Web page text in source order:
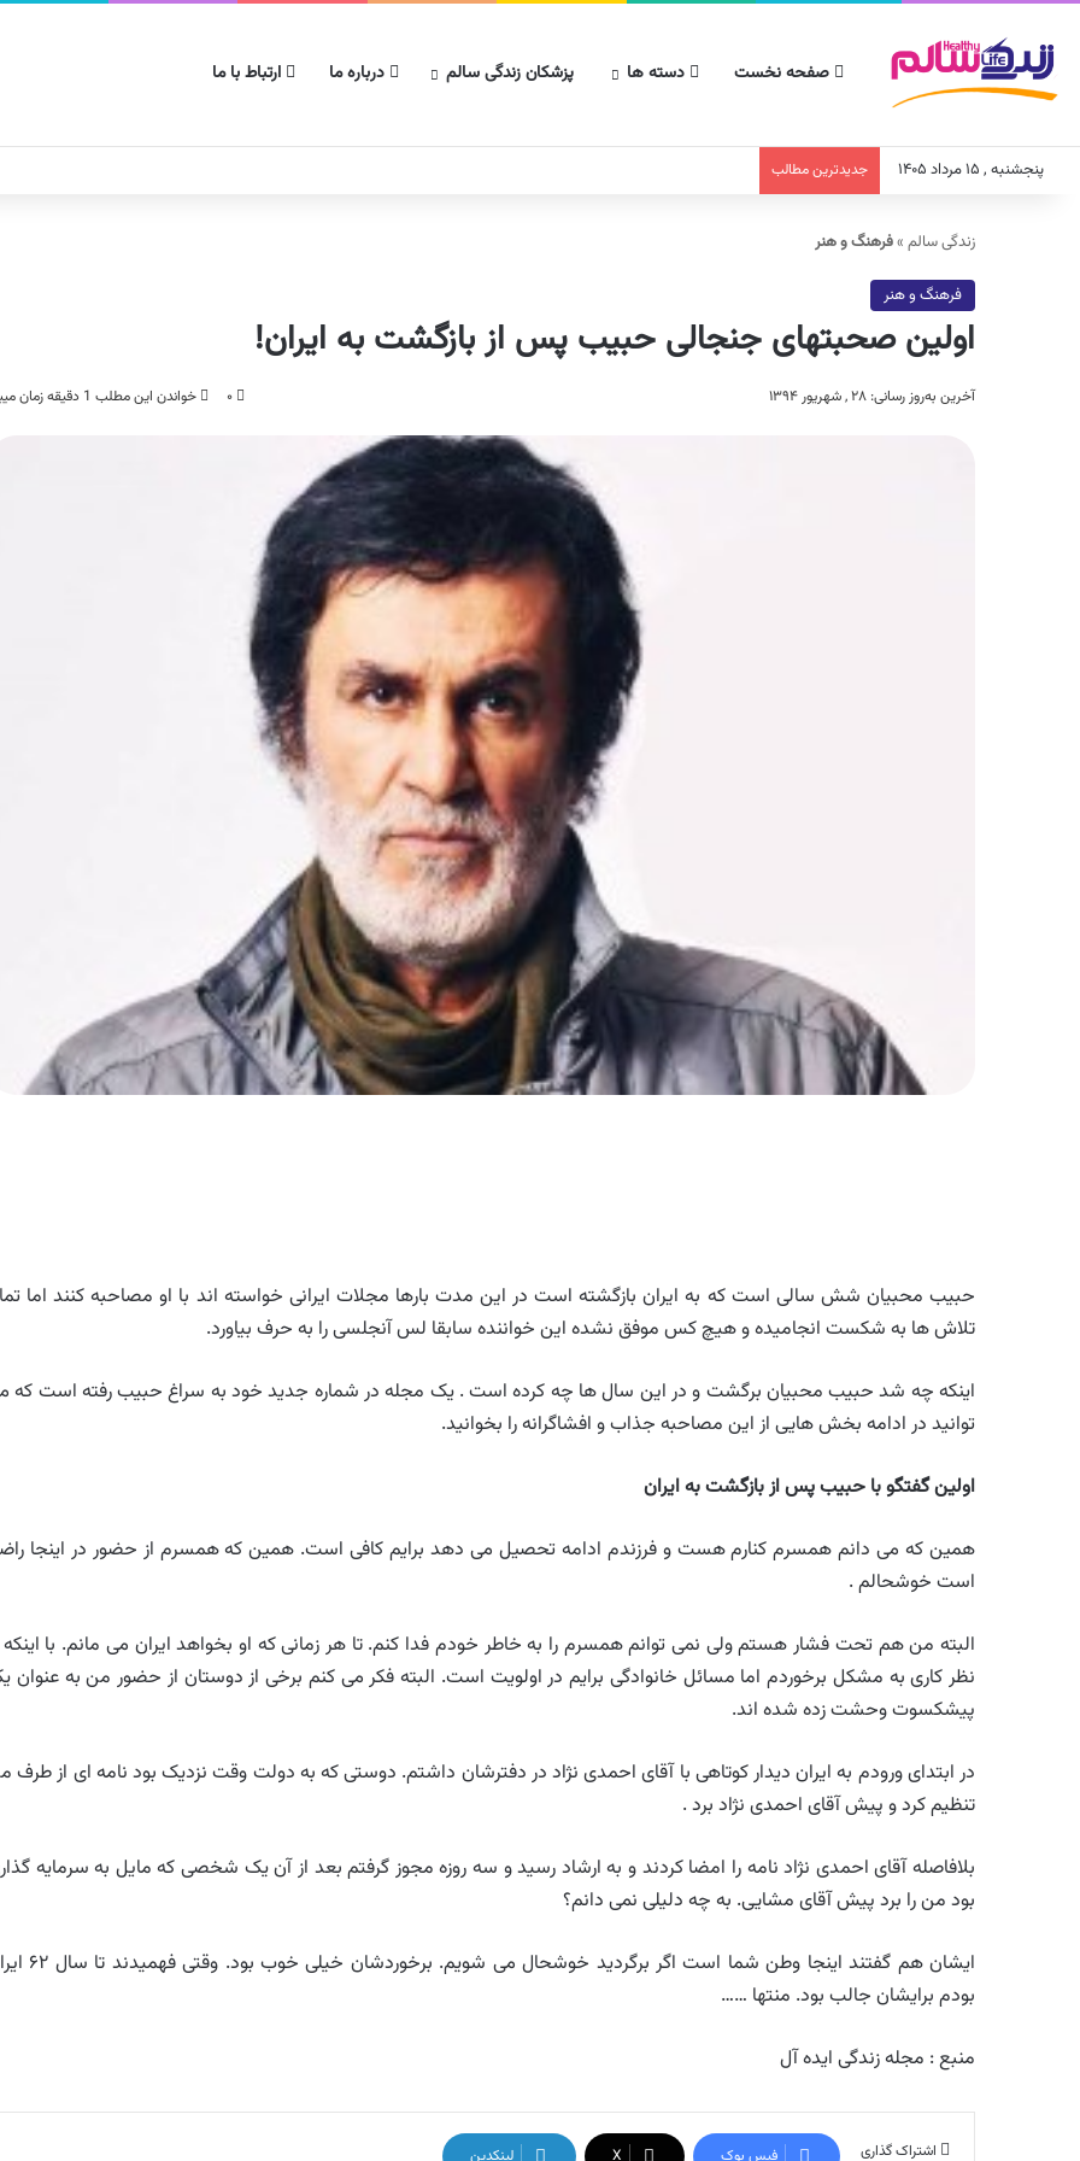
صفحه نخست دسته ها پزشکان زندگی سالم درباره ما ارتباط با ما
پنجشنبه , ۱۵ مرداد ۱۴۰۵ جدیدترین مطالب
زندگی سالم »فرهنگ و هنر
فرهنگ و هنر
اولین صحبت‎های جنجالی حبیب پس از بازگشت به ایران!
آخرین به‌روز رسانی: ۲۸ , شهریور ۱۳۹۴ ۰ خواندن این مطلب 1 دقیقه زمان میبرد
حبیب محبیان شش سالی است که به ایران بازگشته است در این مدت بارها مجلات ایرانی خواسته اند با او مصاحبه کنند اما
تلاش ها به شکست انجامیده و هیچ کس موفق نشده این خواننده سابقا لس آنجلسی را به حرف بیاورد.
اینکه چه شد حبیب محبیان برگشت و در این سال ها چه کرده است . یک مجله در شماره جدید خود به سراغ حبیب رفته است که
توانید در ادامه بخش هایی از این مصاحبه جذاب و افشاگرانه را بخوانید.
اولین گفتگو با حبیب پس از بازگشت به ایران
همین که می دانم همسرم کنارم هست و فرزندم ادامه تحصیل می دهد برایم کافی است. همین که همسرم از حضور در اینجا
است خوشحالم .
البته من هم تحت فشار هستم ولی نمی توانم همسرم را به خاطر خودم فدا کنم. تا هر زمانی که او بخواهد ایران می مانم. با اینکه
نظر کاری به مشکل برخوردم اما مسائل خانوادگی برایم در اولویت است. البته فکر می کنم برخی از دوستان از حضور من به عنوان
پیشکسوت وحشت زده شده اند.
در ابتدای ورودم به ایران دیدار کوتاهی با آقای احمدی نژاد در دفترشان داشتم. دوستی که به دولت وقت نزدیک بود نامه ای از طرف
تنظیم کرد و پیش آقای احمدی نژاد برد .
بلافاصله آقای احمدی نژاد نامه را امضا کردند و به ارشاد رسید و سه روزه مجوز گرفتم بعد از آن یک شخصی که مایل به سرمایه
بود من را برد پیش آقای مشایی. به چه دلیلی نمی دانم؟
ایشان هم گفتند اینجا وطن شما است اگر برگردید خوشحال
بودم برایشان جالب بود. منتها ……
منبع : مجله زندگی ایده آل
اشتراک گذاری فیس بوک X لینکدین